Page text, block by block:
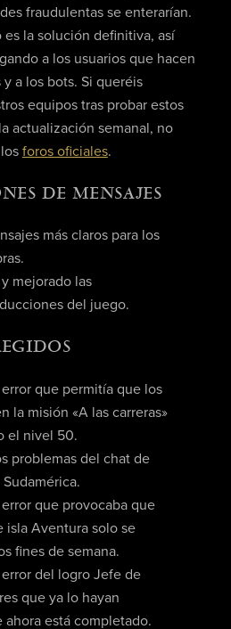
fraudulentas se enterarían.
es la solución definitiva, así
a los usuarios que hacen
a los bots. Si queréis
equipos tras probar estos
actualización semanal, no
foros oficiales.
DE MENSAJES
más claros para los
mejorado las
del juego.
que permitía que los
la misión «A las carreras»
el nivel 50.
problemas del chat de
que provocaba que
isla Aventura solo se
fines de semana.
del logro Jefe de
que ya lo hayan
está completado.